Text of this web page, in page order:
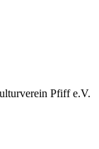
Pfiff e.V.